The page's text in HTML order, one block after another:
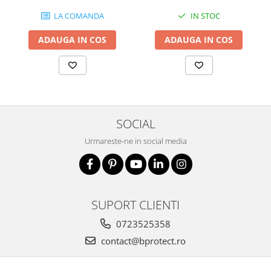
Nivele laser
Rulete si metre
Telemetre
Aparate de sudat si lipit
Capsatoare si pistoale pneumatice
Consumabile scule electrice
Accesorii pentru lustruire
Accesorii pentru slefuire
Discuri pentru debitare
Varfuri si discuri diamantate
LA COMANDA
ADAUGA IN COS
IN STOC
ADAUGA IN COS
SOCIAL
Urmareste-ne in social media
SUPORT CLIENTI
0723525358
contact@bprotect.ro